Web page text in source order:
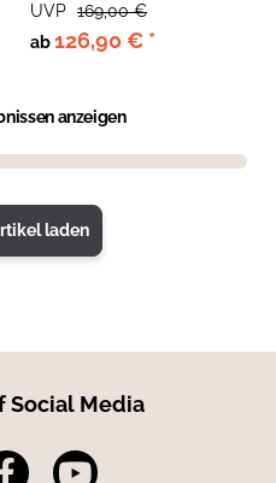
Brown Bark
ab126,90 € *
UVP 169,00 €
anzeigen
laden
Social Media